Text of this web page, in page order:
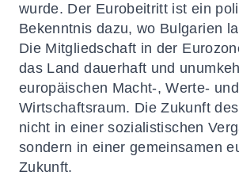
wurde. Der Eurobeitritt ist ein
Bekenntnis dazu, wo Bulgarien
Die Mitgliedschaft in der
das Land dauerhaft und
europäischen Macht-, Werte- und
Wirtschaftsraum. Die Zukunft
nicht in einer sozialistischen
sondern in einer gemeinsamen
Zukunft.